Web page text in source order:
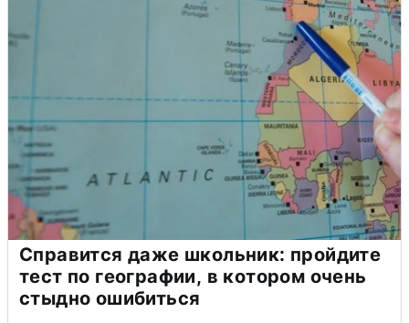
Справится даже школьник: пройдите
тест по географии, в котором очень
стыдно ошибиться